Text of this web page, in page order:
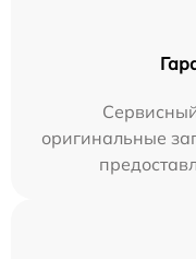
оригинальные